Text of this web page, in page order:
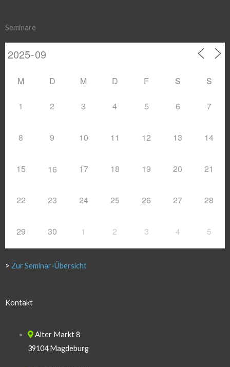
Seminare
M D M D F S S
1 2 3 4 5 6 7
8 9 10 11 12 13 14
15 16 17 18 19 20 21
22 23 24 25 26 27 28
29 30 1 2 3 4 5
> Zur Seminar-Übersicht
Kontakt
Alter Markt 8
39104 Magdeburg